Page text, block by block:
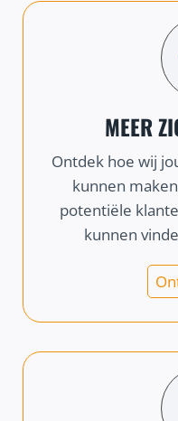
MEER
Ontdek hoe wij
kunnen
potentiële
kunnen